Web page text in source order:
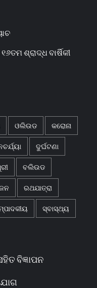
ଶ୍ରାଦ୍ଧ ବାର୍ଷିକୀ
ଓଲିଉଡ କରୋନା
ଦୁର୍ଘଟଣା
ବଲିଉଡ
ରଥଯାତ୍ରା
ସ୍ବାସ୍ଥ୍ୟ
ବିଜ୍ଞାପନ